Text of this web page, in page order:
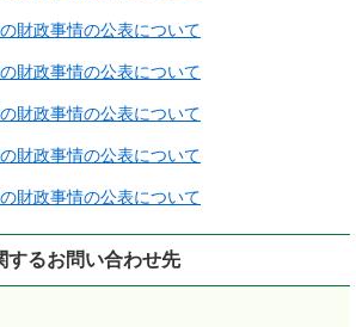
財政事情の公表について
財政事情の公表について
財政事情の公表について
財政事情の公表について
財政事情の公表について
するお問い合わせ先